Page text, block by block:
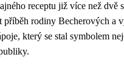
receptu již více než dvě
příběh rodiny Becherových a
který se stal symbolem